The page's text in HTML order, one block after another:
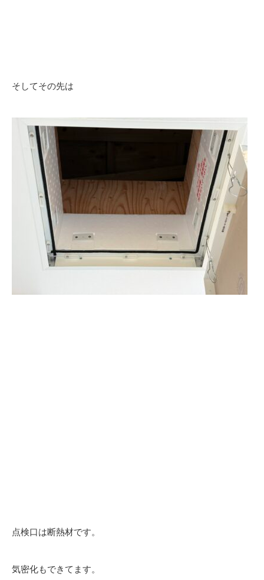
そしてその先は
点検口は断熱材です。
気密化もできてます。